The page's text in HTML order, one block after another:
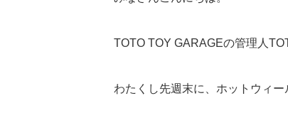
TOTO TOY GARAGEの管理人
わたくし先週末に、ホットウィ